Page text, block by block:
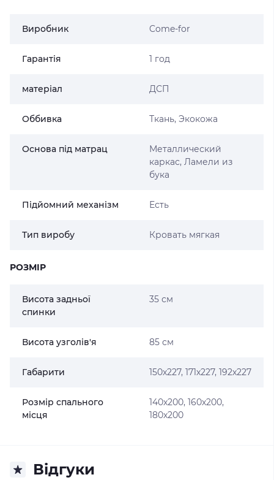
Виробник Come-for
Гарантія 1 год
матеріал ДСП
Оббивка Ткань, Экокожа
Основа під матрац
Металлический
каркас, Ламели из
бука
Підйомний механізм Есть
Тип виробу Кровать мягкая
РОЗМІР
Висота задньої
спинки
35 см
Висота узголів'я 85 см
Габарити 150х227, 171х227, 192х227
Розмір спального
місця
140х200, 160х200,
180х200
Відгуки